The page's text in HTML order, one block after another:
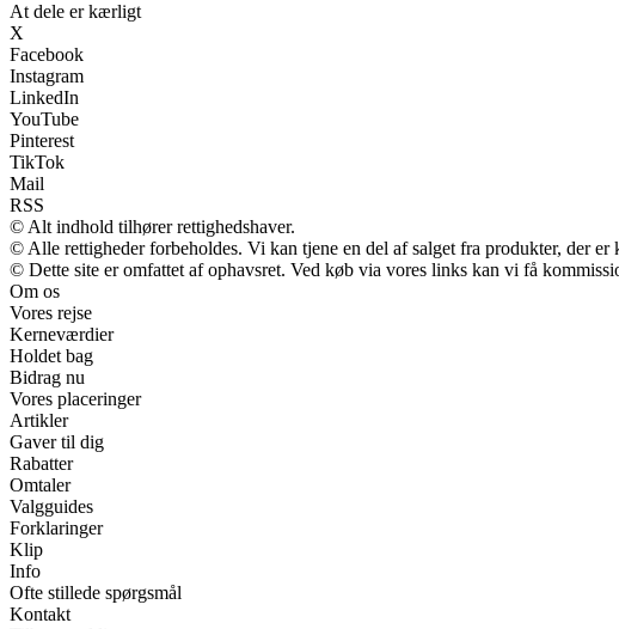
At dele er kærligt
X
Facebook
Instagram
LinkedIn
YouTube
Pinterest
TikTok
Mail
RSS
© Alt indhold tilhører rettighedshaver.
© Alle rettigheder forbeholdes. Vi kan tjene en del af salget fra produkter, der
© Dette site er omfattet af ophavsret. Ved køb via vores links kan vi få
Om os
Vores rejse
Kerneværdier
Holdet bag
Bidrag nu
Vores placeringer
Artikler
Gaver til dig
Rabatter
Omtaler
Valgguides
Forklaringer
Klip
Info
Ofte stillede spørgsmål
Kontakt